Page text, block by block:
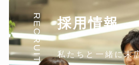
RECRUIT 採用情報
私たちと一緒に末